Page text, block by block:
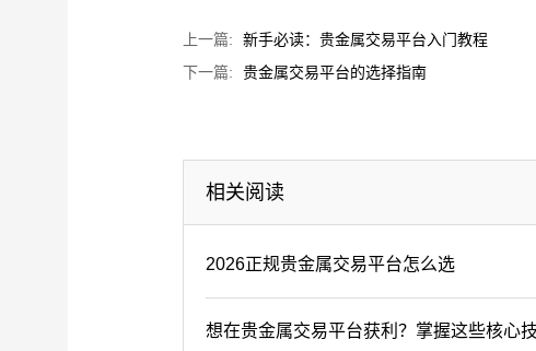
上一篇:
新手必读：贵金属交易平台入门教程
下一篇:
贵金属交易平台的选择指南
相关阅读
2026正规贵金属交易平台怎么选
想在贵金属交易平台获利？掌握这些核心